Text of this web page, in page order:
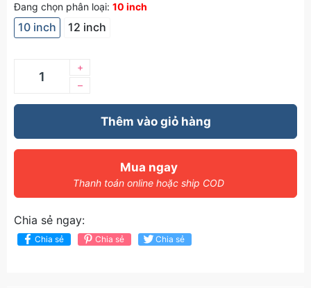
Đang chọn phân loại: 10 inch
10 inch 12 inch
–
+
Thêm vào giỏ hàng
Mua ngay
Thanh toán online hoặc ship COD
Chia sẻ ngay:
Chia sẻ Chia sẻ Chia sẻ